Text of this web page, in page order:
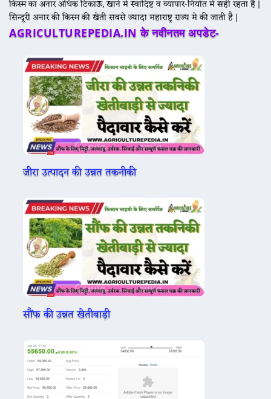
किस्म का अनार अधिक टिकाऊ, खाने मे स्वादिष्ट व व्यापार-निर्यात मे सही रहता है |
सिन्दूरी अनार की किस्म की खेती सबसे ज्यादा महाराष्ट्र राज्य मे की जाती है |
AGRICULTUREPEDIA.IN के नवीनतम अपडेट-
जीरा उत्पादन की उन्नत तकनीकी
सौंफ की उन्नत खेतीबाड़ी